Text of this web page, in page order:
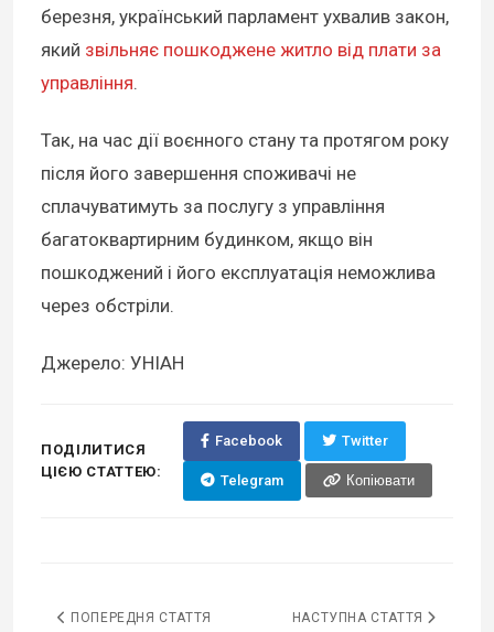
березня, український парламент ухвалив закон,
який звільняє пошкоджене житло від плати за
управління.
Так, на час дії воєнного стану та протягом року
після його завершення споживачі не
сплачуватимуть за послугу з управління
багатоквартирним будинком, якщо він
пошкоджений і його експлуатація неможлива
через обстріли.
Джерело: УНІАН
ПОДІЛИТИСЯ
ЦІЄЮ СТАТТЕЮ:
Facebook Twitter
Telegram Копіювати
ПОПЕРЕДНЯ СТАТТЯ НАСТУПНА СТАТТЯ